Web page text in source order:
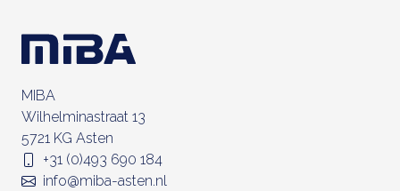
MIBA
Wilhelminastraat 13
5721 KG Asten
+31 (0)493 690 184
info@miba-asten.nl